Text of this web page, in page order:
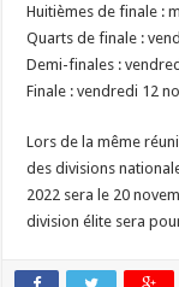
Huitièmes de finale :
Quarts de finale :
Demi-finales :
Finale : vendredi 12
Lors de la même
des divisions
2022 sera le 20
division élite sera